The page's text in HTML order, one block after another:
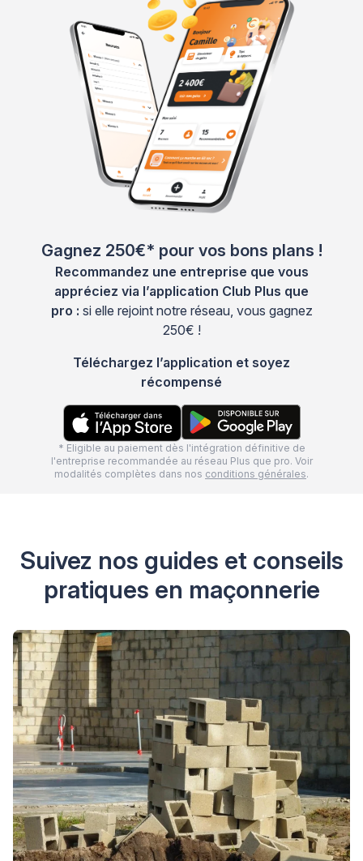
Gagnez 250€* pour vos bons plans !
Recommandez une entreprise que vous
appréciez via l’application Club Plus que
pro : si elle rejoint notre réseau, vous gagnez
250€ !
Téléchargez l’application et soyez
récompensé
* Eligible au paiement dès l'intégration définitive de
l'entreprise recommandée au réseau Plus que pro. Voir
modalités complètes dans nos conditions générales.
Suivez nos guides et conseils
pratiques en maçonnerie